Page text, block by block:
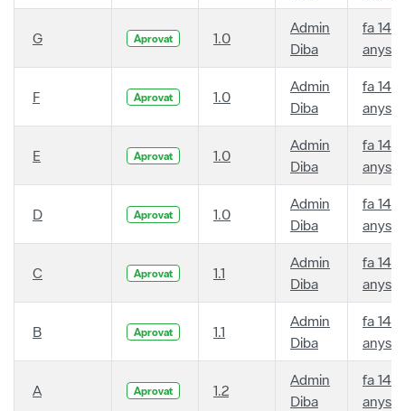
G Aprovat 1.0
Admin
Diba
fa 14
anys
F Aprovat 1.0
Admin
Diba
fa 14
anys
E Aprovat 1.0
Admin
Diba
fa 14
anys
D Aprovat 1.0
Admin
Diba
fa 14
anys
C Aprovat 1.1
Admin
Diba
fa 14
anys
B Aprovat 1.1
Admin
Diba
fa 14
anys
A Aprovat 1.2
Admin
Diba
fa 14
anys